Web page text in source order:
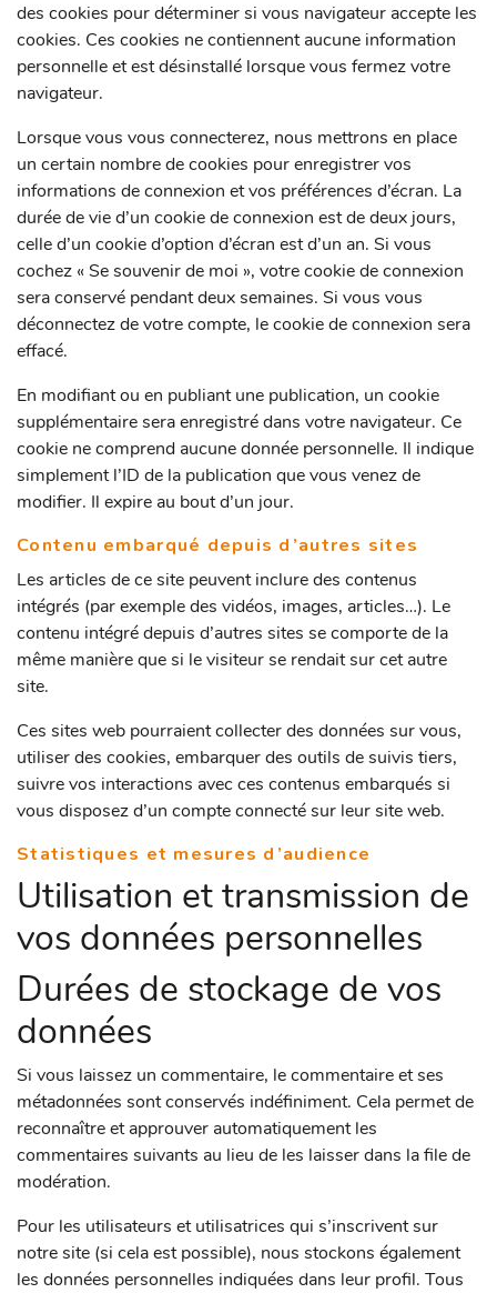
des cookies pour déterminer si vous navigateur accepte les
cookies. Ces cookies ne contiennent aucune information
personnelle et est désinstallé lorsque vous fermez votre
navigateur.
Lorsque vous vous connecterez, nous mettrons en place
un certain nombre de cookies pour enregistrer vos
informations de connexion et vos préférences d’écran. La
durée de vie d’un cookie de connexion est de deux jours,
celle d’un cookie d’option d’écran est d’un an. Si vous
cochez « Se souvenir de moi », votre cookie de connexion
sera conservé pendant deux semaines. Si vous vous
déconnectez de votre compte, le cookie de connexion sera
effacé.
En modifiant ou en publiant une publication, un cookie
supplémentaire sera enregistré dans votre navigateur. Ce
cookie ne comprend aucune donnée personnelle. Il indique
simplement l’ID de la publication que vous venez de
modifier. Il expire au bout d’un jour.
Contenu embarqué depuis d’autres sites
Les articles de ce site peuvent inclure des contenus
intégrés (par exemple des vidéos, images, articles…). Le
contenu intégré depuis d’autres sites se comporte de la
même manière que si le visiteur se rendait sur cet autre
site.
Ces sites web pourraient collecter des données sur vous,
utiliser des cookies, embarquer des outils de suivis tiers,
suivre vos interactions avec ces contenus embarqués si
vous disposez d’un compte connecté sur leur site web.
Statistiques et mesures d’audience
Utilisation et transmission de
vos données personnelles
Durées de stockage de vos
données
Si vous laissez un commentaire, le commentaire et ses
métadonnées sont conservés indéfiniment. Cela permet de
reconnaître et approuver automatiquement les
commentaires suivants au lieu de les laisser dans la file de
modération.
Pour les utilisateurs et utilisatrices qui s’inscrivent sur
notre site (si cela est possible), nous stockons également
les données personnelles indiquées dans leur profil. Tous